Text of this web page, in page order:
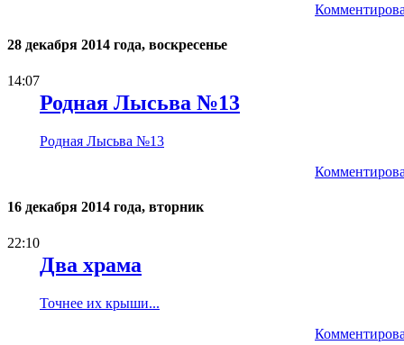
28 декабря 2014 года, воскресенье
14:07
Родная Лысьва №13
Родная Лысьва №13
16 декабря 2014 года, вторник
22:10
Два храма
Точнее их крыши...